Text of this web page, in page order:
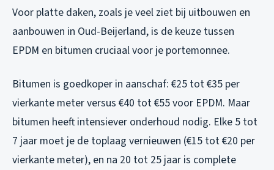
Voor platte daken, zoals je veel ziet bij uitbouwen en
aanbouwen in Oud-Beijerland, is de keuze tussen
EPDM en bitumen cruciaal voor je portemonnee.
Bitumen is goedkoper in aanschaf: €25 tot €35 per
vierkante meter versus €40 tot €55 voor EPDM. Maar
bitumen heeft intensiever onderhoud nodig. Elke 5 tot
7 jaar moet je de toplaag vernieuwen (€15 tot €20 per
vierkante meter), en na 20 tot 25 jaar is complete